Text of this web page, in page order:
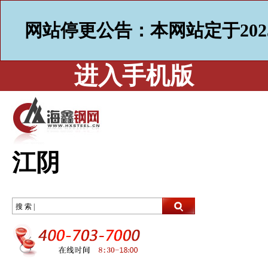
网站停更公告：本网站定于
进入手机版
江阴
搜 索 |